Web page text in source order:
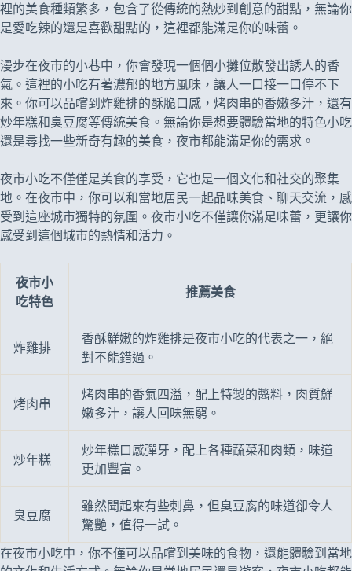
裡的美食種類繁多，包含了從傳統的熱炒到創意的甜點，無論你
是愛吃辣的還是喜歡甜點的，這裡都能滿足你的味蕾。
漫步在夜市的小巷中，你會發現一個個小攤位散發出誘人的香
氣。這裡的小吃有著濃郁的地方風味，讓人一口接一口停不下
來。你可以品嚐到炸雞排的酥脆口感，烤肉串的香嫩多汁，還有
炒年糕和臭豆腐等傳統美食。無論你是想要體驗當地的特色小吃
還是尋找一些新奇有趣的美食，夜市都能滿足你的需求。
夜市小吃不僅僅是美食的享受，它也是一個文化和社交的聚集
地。在夜市中，你可以和當地居民一起品味美食、聊天交流，感
受到這座城市獨特的氛圍。夜市小吃不僅讓你滿足味蕾，更讓你
感受到這個城市的熱情和活力。
夜市小
吃特色
推薦美食
炸雞排
香酥鮮嫩的炸雞排是夜市小吃的代表之一，絕
對不能錯過。
烤肉串
烤肉串的香氣四溢，配上特製的醬料，肉質鮮
嫩多汁，讓人回味無窮。
炒年糕
炒年糕口感彈牙，配上各種蔬菜和肉類，味道
更加豐富。
臭豆腐
雖然聞起來有些刺鼻，但臭豆腐的味道卻令人
驚艷，值得一試。
在夜市小吃中，你不僅可以品嚐到美味的食物，還能體驗到當地